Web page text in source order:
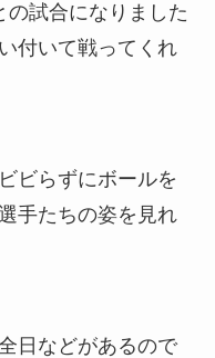
の試合になりました
付いて戦ってくれ
ビらずにボールを
手たちの姿を見れ
日などがあるので